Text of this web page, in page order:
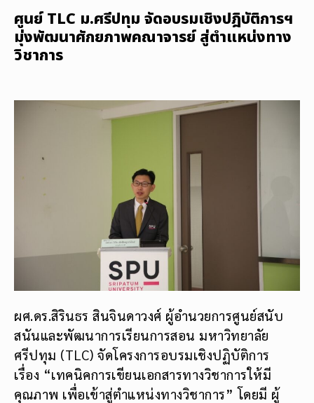
ศูนย์ TLC ม.ศรีปทุม จัดอบรมเชิงปฎิบัติการฯ
มุ่งพัฒนาศักยภาพคณาจารย์ สู่ตำแหน่งทาง
วิชาการ
ผศ.ดร.สิรินธร สินจินดาวงศ์ ผู้อำนวยการศูนย์สนับ
สนันและพัฒนาการเรียนการสอน มหาวิทยาลัย
ศรีปทุม (TLC) จัดโครงการอบรมเชิงปฏิบัติการ
เรื่อง “เทคนิคการเขียนเอกสารทางวิชาการให้มี
คุณภาพ เพื่อเข้าสู่ตำแหน่งทางวิชาการ” โดยมี ผู้